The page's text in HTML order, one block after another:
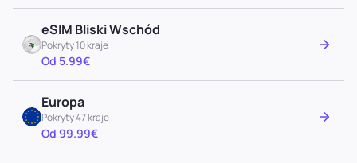
eSIM Bliski Wschód
Pokryty 10 kraje
Od 5.99€
Europa
Pokryty 47 kraje
Od 99.99€